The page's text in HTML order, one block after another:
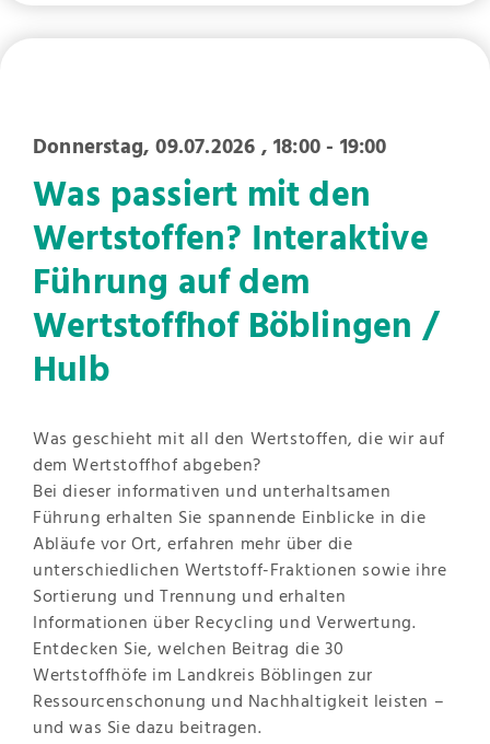
Donnerstag, 09.07.2026 , 18:00 - 19:00
Was passiert mit den
Wertstoffen? Interaktive
Führung auf dem
Wertstoffhof Böblingen /
Hulb
Was geschieht mit all den Wertstoffen, die wir auf
dem Wertstoffhof abgeben?
Bei dieser informativen und unterhaltsamen
Führung erhalten Sie spannende Einblicke in die
Abläufe vor Ort, erfahren mehr über die
unterschiedlichen Wertstoff-Fraktionen sowie ihre
Sortierung und Trennung und erhalten
Informationen über Recycling und Verwertung.
Entdecken Sie, welchen Beitrag die 30
Wertstoffhöfe im Landkreis Böblingen zur
Ressourcenschonung und Nachhaltigkeit leisten –
und was Sie dazu beitragen.